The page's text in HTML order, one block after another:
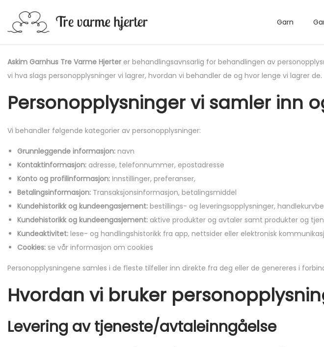
o
n
g
a
t
o
n
o
c
t
e
n
t
Garn
Askim Garnhus Tre Varme Hjerter er behandlingsavnsarlig for behandlingen av
vi hva slags personopplysninger vi lagrer, hvordan vi behandler de og hvor lenge vi lagrer de.
Personopplysninger vi samler inn
Vi behandler følgende kategorier av personopplysninger:
Grunnleggende informasjon: navn
Kontaktinformasjon: adresse, telefonnummer, epostadresse
Konto og profilinformasjon: Innstillinger, preferanser,
Betalingsinformasjon: Transaksjonsinformasjon, betalingsmiddel
Kundehistorikk og kundeengasjement: bestillings- og leveringsopplysninger,
Kundehistorikk og kundeengasjement: aktive produkter og avtaler samt produkter og
Kundeaktivitet: lese- og handlingshistorikk fra app, nettsider eller elektronisk
Cookies: se vår informasjon om cookies
Personopplysningene samles i de fleste tilfeller inn direkte fra deg eller de genereres i
Hvordan vi bruker
Levering av tjeneste/avtaleinngåelse